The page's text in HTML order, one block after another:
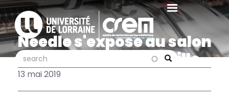
Aller
au
contenu
principal
Search
search search
Needle s'expose au salon
Innovatives SHS à Lille
13 mai 2019